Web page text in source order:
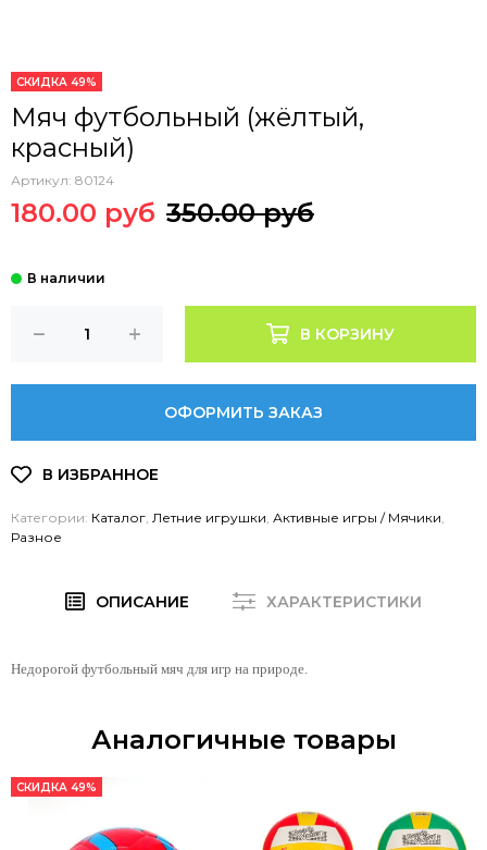
СКИДКА 49%
Мяч футбольный (жёлтый,
красный)
Артикул: 80124
180.00 руб 350.00 руб
В КОРЗИНУ
ОФОРМИТЬ ЗАКАЗ
Категории: Каталог Летние игрушки Активные игры / Мячики
Разное
ОПИСАНИЕ ХАРАКТЕРИСТИКИ
Недорогой футбольный мяч для игр на природе.
Аналогичные товары
СКИДКА 49%